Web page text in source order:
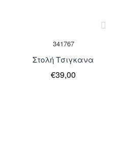
Μη Διαθέσιμο
341767
Στολή Τσιγκανα
€39,00